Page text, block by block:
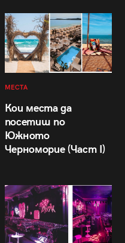
МЕСТА
Кои места да
посетиш по
Южното
Черноморие (Част I)